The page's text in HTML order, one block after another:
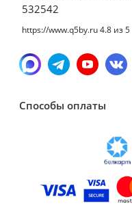
532542
https://www.q5by.ru4.8 из5
Способы оплаты